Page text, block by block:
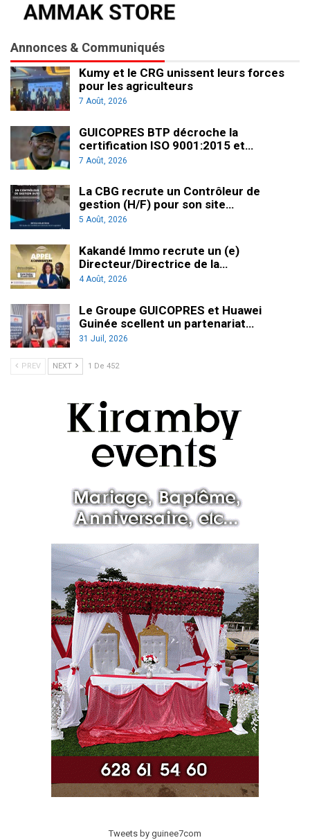
Annonces & Communiqués
Kumy et le CRG unissent leurs forces
pour les agriculteurs
7 Août, 2026
GUICOPRES BTP décroche la
certification ISO 9001:2015 et…
7 Août, 2026
La CBG recrute un Contrôleur de
gestion (H/F) pour son site…
5 Août, 2026
Kakandé Immo recrute un (e)
Directeur/Directrice de la…
4 Août, 2026
Le Groupe GUICOPRES et Huawei
Guinée scellent un partenariat…
31 Juil, 2026
PREV NEXT 1 De 452
Tweets by guinee7com